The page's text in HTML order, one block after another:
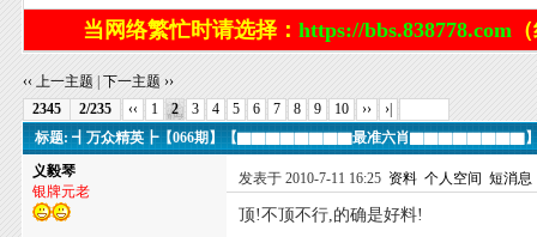
当网络繁忙时请选择： https://bbs.838778.com
‹‹ 上一主题 |下一主题 ››
2345
2/235 ‹‹ 1 2 3 4 5 6 7 8 9 10 ››
›|
标题: ┫万众精英┣【066期】【▇▇▇▇▇▇▇▇最准六肖▇▇▇▇▇▇▇▇】
义毅琴
银牌元老
发表于 2010-7-11 16:25 资料 个人空间 短消息
顶!不顶不行,的确是好料!